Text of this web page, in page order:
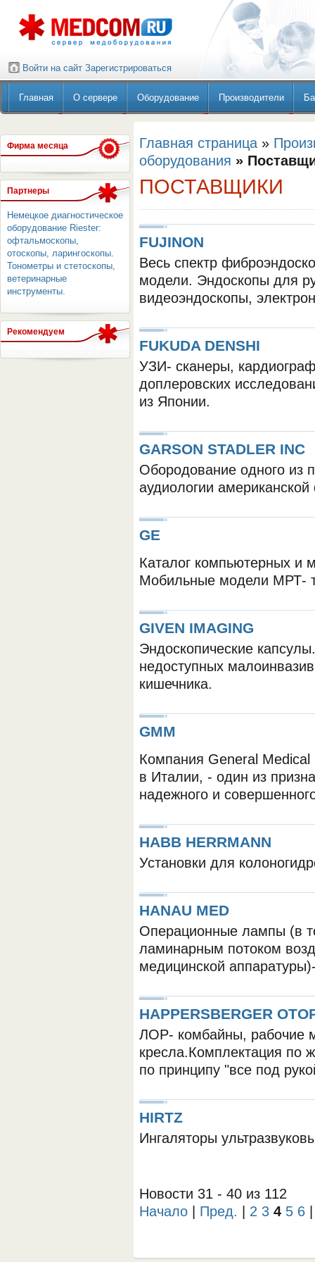
СЕРВЕР МЕДИЦИНСКОГО
ОБОРУДОВАНИЯ МЕДКОМ
Войти на сайт Зарегистрироваться
Главная О сервере Оборудование Производители
Фирма месяца
Партнеры
Немецкое диагностическое
оборудование Riester:
офтальмоскопы,
отоскопы, ларингоскопы.
Тонометры и стетоскопы,
ветеринарные
инструменты.
Рекомендуем
Главная страница »
оборудования »
ПОСТАВЩИКИ
FUJINON
Весь спектр
модели. Эндоскопы для
видеоэндоскопы,
FUKUDA DENSHI
УЗИ- сканеры,
доплеровских
из Японии.
GARSON STADLER INC
Обородование одного из
аудиологии
GE
Каталог компьютерных и
Мобильные модели МРТ-
GIVEN IMAGING
Эндоскопические
недоступных
кишечника.
GMM
Компания General Medical
в Италии, - один из
надежного и
HABB HERRMANN
Установки для
HANAU MED
Операционные лампы (в
ламинарным потоком
медицинской
HAPPERSBERGER
ЛОР- комбайны, рабочие
кресла.Комплектация по
по принципу "все под
HIRTZ
Ингаляторы
Новости 31 - 40 из 112
Начало
Пред. 2 3 4 5 6